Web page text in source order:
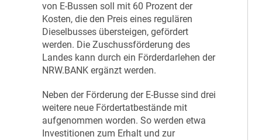
von E-Bussen soll mit 60 Prozent der
Kosten, die den Preis eines regulären
Dieselbusses übersteigen, gefördert
werden. Die Zuschussförderung des
Landes kann durch ein Förderdarlehen der
NRW.BANK ergänzt werden.
Neben der Förderung der E-Busse sind drei
weitere neue Fördertatbestände mit
aufgenommen worden. So werden etwa
Investitionen zum Erhalt und zur